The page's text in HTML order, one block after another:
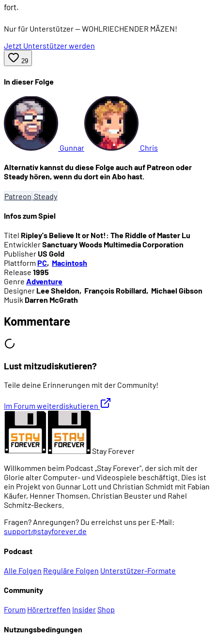
fort.
Nur für Unterstützer— WOHLRIECHENDER MÄZEN!
Jetzt Unterstützer werden
29
In dieser Folge
Gunnar Chris
Alternativ kannst du diese Folge auch auf Patreon oder
Steady hören, wenn du dort ein Abo hast.
Patreon Steady
Infos zum Spiel
Titel Ripley's Believe It or Not!: The Riddle of Master Lu
EntwicklerSanctuary Woods Multimedia Corporation
PublisherUS Gold
Plattform PC, Macintosh
Release 1995
Genre Adventure
Designer Lee Sheldon, François Robillard, Michael Gibson
Musik Darren McGrath
Kommentare
Lust mitzudiskutieren?
Teile deine Erinnerungen mit der Community!
Im Forum weiterdiskutieren
Stay Forever
Willkommen beim Podcast „Stay Forever", der sich mit der
Glorie alter Computer- und Videospiele beschäftigt. Dies ist
ein Projekt von Gunnar Lott und Christian Schmidt mit Fabian
Käufer, Henner Thomsen, Christian Beuster und Rahel
Schmitz-Beckers.
Fragen? Anregungen? Du erreichst uns per E-Mail:
support@stayforever.de
Podcast
Alle Folgen Reguläre Folgen Unterstützer-Formate
Community
Forum Hörertreffen InsiderShop
Nutzungsbedingungen